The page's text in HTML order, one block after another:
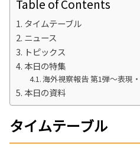
Table of Contents
タイムテーブル
ニュース
トピックス
本日の特集
海外視察報告 第1弾～表現
本日の資料
タイムテーブル